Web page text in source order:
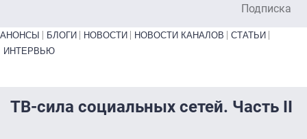
Подписка
Primary links bottom
АНОНСЫ БЛОГИ НОВОСТИ НОВОСТИ КАНАЛОВ
СТАТЬИ
ИНТЕРВЬЮ
ТВ-сила социальных сетей. Часть II